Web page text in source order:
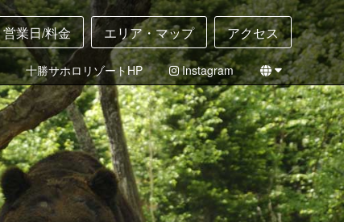
営業日/料金 エリア・マップ アクセス
十勝サホロリゾートHP
Instagram
日本語
English